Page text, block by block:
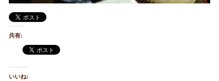
共有:
いいね: